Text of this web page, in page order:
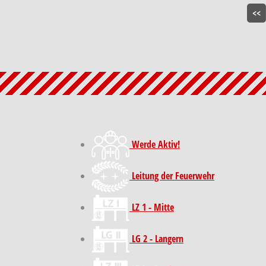
<<
Werde Aktiv!
Leitung der Feuerwehr
LZ 1 - Mitte
LG 2 - Langern